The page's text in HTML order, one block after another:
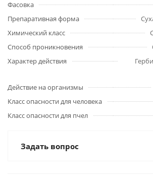
Фасовка
Препаративная форма
Химический класс
Способ проникновения
Характер действия
Действие на организмы
Класс опасности для человека
Класс опасности для пчел
Задать вопрос